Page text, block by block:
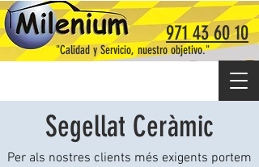
"Calidad y Servicio, nuestro objetivo."
971 43 60 10
Segellat Ceràmic
Per als nostres clients més exigents portem